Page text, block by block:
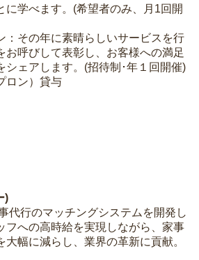
に学べます。(希望者のみ、月1回開
：その年に素晴らしいサービスを行
お呼びして表彰し、お客様への満足
シェアします。(招待制･年１回開催)
ロン）貸与
)
代行のマッチングシステムを開発し
フへの高時給を実現しながら、家事
幅に減らし、業界の革新に貢献。